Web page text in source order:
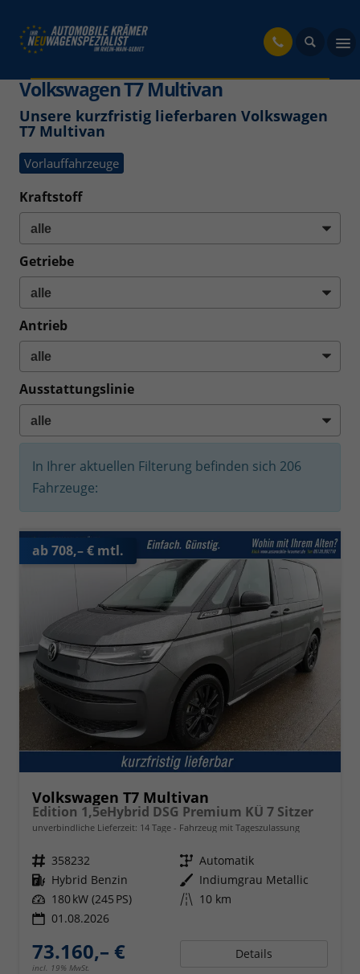
Volkswagen T7 Multivan
Unsere kurzfristig lieferbaren Volkswagen
T7 Multivan
Vorlauffahrzeuge
Kraftstoff
Getriebe
Antrieb
Ausstattungslinie
In Ihrer aktuellen Filterung befinden sich 206
Fahrzeuge:
ab 708,– € mtl.
Volkswagen T7 Multivan
Edition 1,5eHybrid DSG Premium KÜ 7 Sitzer
unverbindliche Lieferzeit: 14 Tage Fahrzeug mit Tageszulassung
Fahrzeugnr. 358232 Getriebe Automatik
Kraftstoff Hybrid Benzin Außenfarbe Indiumgrau Metallic
Leistung 180 kW (245 PS) Kilometerstand 10 km
01.08.2026
73.160,– €
incl. 19% MwSt.
Details